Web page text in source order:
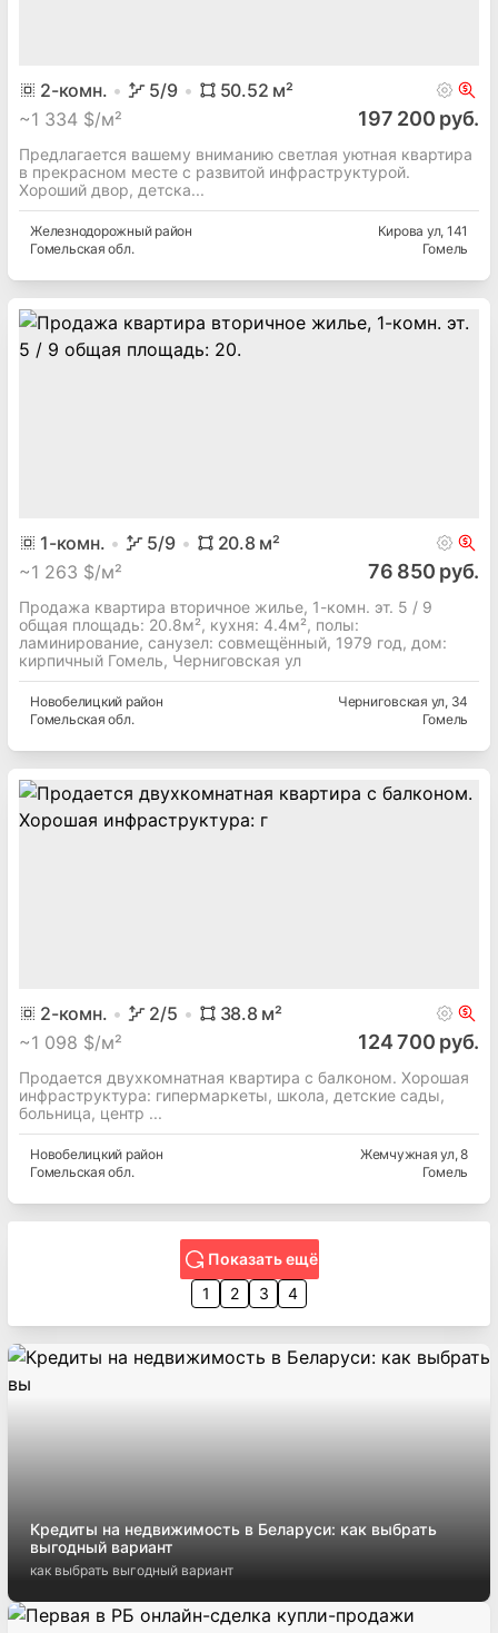
2-комн. 5/9 50.52 м²
~1 334 $/м² 197 200 руб.
Предлагается вашему вниманию светлая уютная квартира
в прекрасном месте с развитой инфраструктурой.
Хороший двор, детска...
Железнодорожныйрайон
Гомельская обл.
Кирова ул, 141
Гомель
1-комн. 5/9 20.8 м²
~1 263 $/м² 76 850 руб.
Продажа квартира вторичное жилье, 1-комн. эт. 5 / 9
общая площадь: 20.8м², кухня: 4.4м², полы:
ламинирование, cанузел: совмещённый, 1979 год, дом:
кирпичный Гомель, Черниговская ул
Новобелицкий район
Гомельская обл.
Черниговская ул, 34
Гомель
2-комн. 2/5 38.8 м²
~1 098 $/м² 124 700 руб.
Продается двухкомнатная квартира с балконом. Хорошая
инфраструктура: гипермаркеты, школа, детские сады,
больница, центр ...
Новобелицкий район
Гомельская обл.
Жемчужная ул, 8
Гомель
Показать ещё
1
2 3 4
Кредиты на недвижимость в Беларуси: как выбрать
выгодный вариант
как выбрать выгодный вариант